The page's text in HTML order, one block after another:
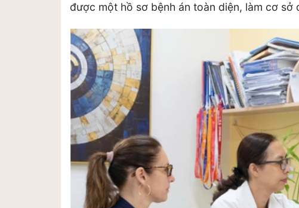
được một hồ sơ bệnh án toàn diện, làm cơ